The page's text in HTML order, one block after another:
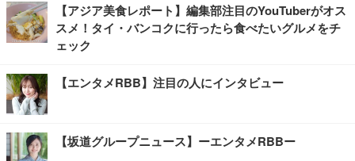
【アジア美食レポート】編集部注目のYouTuberがオス
スメ！タイ・バンコクに行ったら食べたいグルメをチ
ェック
【エンタメRBB】注目の人にインタビュー
【坂道グループニュース】ーエンタメRBBー